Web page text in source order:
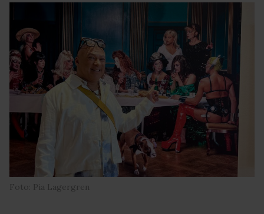
Foto: Pia Lagergren